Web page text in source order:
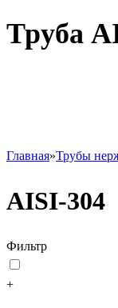
Труба
Главная»Трубы
AISI-304
Фильтр
+